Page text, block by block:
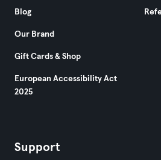
Blog
Our Brand
Gift Cards & Shop
European Accessibility Act
2025
Support